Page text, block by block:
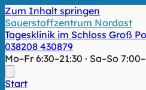
Zum Inhalt springen
Sauerstoffzentrum Nordost
Tagesklinik im Schloss Groß
038208 430879
Mo–Fr 6:30–21:30 · Sa–So
Start